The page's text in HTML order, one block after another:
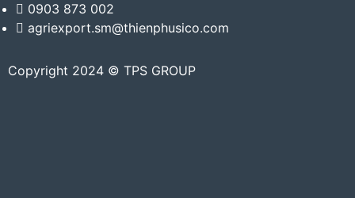
0903 873 002
agriexport.sm@thienphusico.com
Copyright 2024 © TPS GROUP